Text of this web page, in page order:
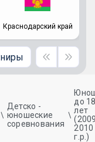
Краснодарский край
Детско -
юношеские
соревнования
до
лет
2010
г.р.)